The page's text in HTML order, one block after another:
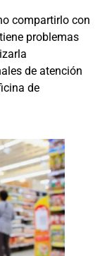
compartirlo con
problemas
de atención
de